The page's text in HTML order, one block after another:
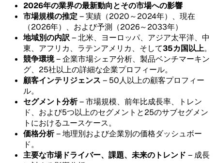
2026年の業界の最新動向とその市場への影響
市場規模の推定– 実績（2020～2024年）、現在
（2026年）、および予測（2026～2033年）
地域別の内訳– 北米、ヨーロッパ、アジア太平洋、中
東、アフリカ、ラテンアメリカ、そして35カ国以上。
競争環境– 企業市場シェア分析、製品ベンチマーキン
グ、25社以上の詳細な企業プロフィール。
顧客インテリジェンス – 50人以上の顧客プロフィー
ル。
セグメント分析– 市場規模、前年比成長率、トレン
ド、および5つ以上のセグメントと25のサブセグメン
トにおけるユースケース。
価格分析– 地理別および企業別の価格ダッシュボー
ド。
主要な市場ドライバー、課題、未来のトレンド – 成長